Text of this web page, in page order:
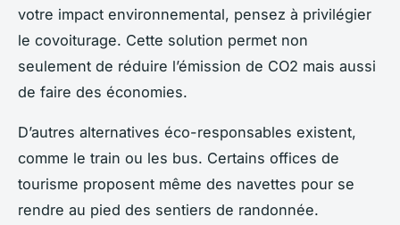
votre impact environnemental, pensez à privilégier
le covoiturage. Cette solution permet non
seulement de réduire l’émission de CO2 mais aussi
de faire des économies.
D’autres alternatives éco-responsables existent,
comme le train ou les bus. Certains offices de
tourisme proposent même des navettes pour se
rendre au pied des sentiers de randonnée.